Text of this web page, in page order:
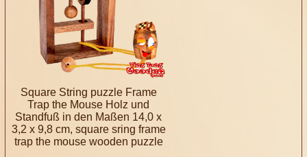
Square String puzzle Frame
Trap the Mouse Holz und
Standfuß in den Maßen 14,0 x
3,2 x 9,8 cm, square sring frame
trap the mouse wooden puzzle